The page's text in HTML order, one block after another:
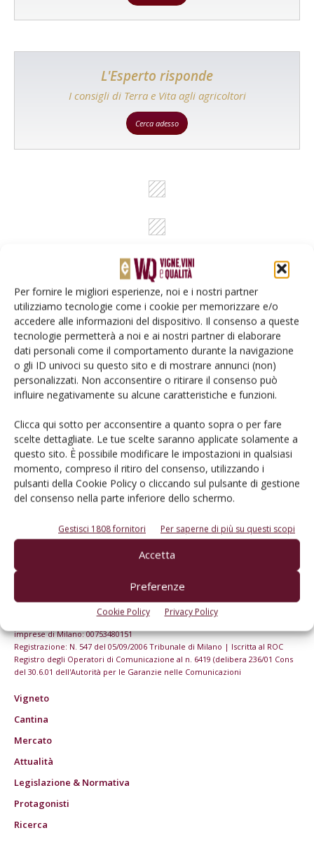
Per fornire le migliori esperienze, noi e i nostri partner
utilizziamo tecnologie come i cookie per memorizzare e/o
accedere alle informazioni del dispositivo. Il consenso a queste
tecnologie permetterà a noi e ai nostri partner di elaborare
dati personali come il comportamento durante la navigazione
o gli ID univoci su questo sito e di mostrare annunci (non)
personalizzati. Non acconsentire o ritirare il consenso può
influire negativamente su alcune caratteristiche e funzioni.
Clicca qui sotto per acconsentire a quanto sopra o per fare
scelte dettagliate. Le tue scelte saranno applicate solamente a
questo sito. È possibile modificare le impostazioni in qualsiasi
momento, compreso il ritiro del consenso, utilizzando i
pulsanti della Cookie Policy o cliccando sul pulsante di gestione
del consenso nella parte inferiore dello schermo.
Gestisci 1808 fornitori Per saperne di più su questi scopi
Accetta
Preferenze
Cookie Policy Privacy Policy
L'Esperto risponde
I consigli di Terra e Vita agli agricoltori
Cerca adesso
Rimani aggiornato sul mondo
dell’agricoltura
Iscriviti alle nostre newsletter
© Tecniche Nuove Spa. Tutti i diritti riservati. Sede legale Via Eritrea 21 -
20157 Milano | Codice fiscale, Partita IVA e Iscrizione al Registro delle
imprese di Milano: 00753480151
Registrazione: N. 547 del 05/09/2006 Tribunale di Milano | Iscritta al ROC
Registro degli Operatori di Comunicazione al n. 6419 (delibera 236/01 Cons
del 30.6.01 dell'Autorità per le Garanzie nelle Comunicazioni
Vigneto
Cantina
Mercato
Attualità
Legislazione & Normativa
Protagonisti
Ricerca